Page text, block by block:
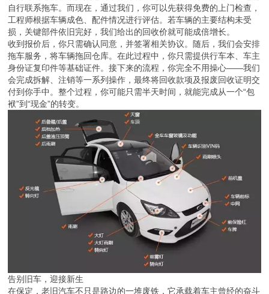
自行联系拖车。而现在，通过我们，你可以先获得免费的上门检查，
工程师根据车辆成色、配件情况进行评估。若车辆的主要结构未受
损，关键部件依旧完好，我们给出的回收价就可能成倍增长。
收到报价后，你只需确认同意，并签署相关协议。随后，我们会安排
拖车服务，将车辆拖回仓库。在此过程中，你只需提供行车本、车主
身份证复印件等基础证件。接下来的流程，你完全不用操心——我们
会完成拆解、注销等一系列操作，最终将回收款项及报废回收证明交
付到你手中。整个过程，你可能只需半天时间，就能完成从一个“包
袱”到“现金”的转变。
告别旧车，迎接新生
在保定，老旧汽车不只是路边的一堆废铁，它承载着车主曾经的奋斗